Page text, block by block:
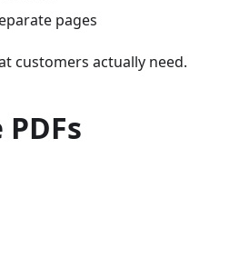
pages
customers actually need.